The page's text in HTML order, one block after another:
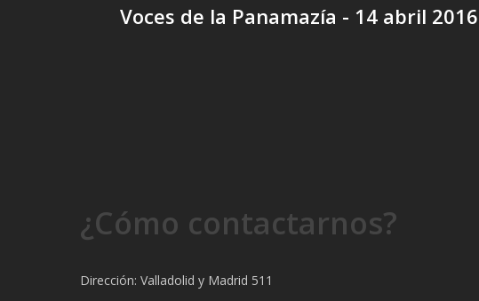
Voces de la Panamazía - 14 abril 2016
¿Cómo contactarnos?
Dirección: Valladolid y Madrid 511